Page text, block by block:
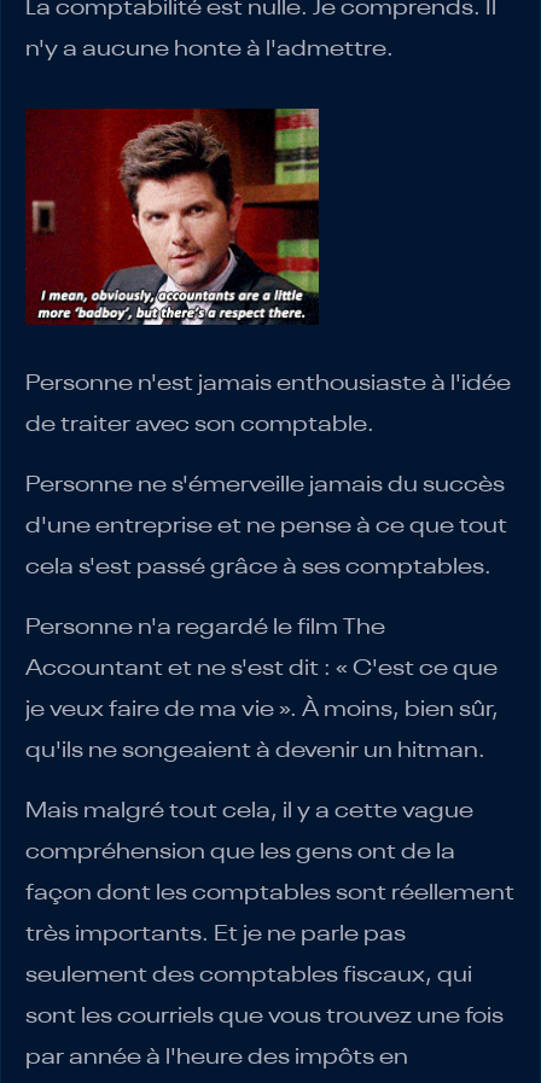
La comptabilité est nulle. Je comprends. Il
n'y a aucune honte à l'admettre.
Personne n'est jamais enthousiaste à l'idée
de traiter avec son comptable.
Personne ne s'émerveille jamais du succès
d'une entreprise et ne pense à ce que tout
cela s'est passé grâce à ses comptables.
Personne n'a regardé le film The
Accountant et ne s'est dit : « C'est ce que
je veux faire de ma vie ». À moins, bien sûr,
qu'ils ne songeaient à devenir un hitman.
Mais malgré tout cela, il y a cette vague
compréhension que les gens ont de la
façon dont les comptables sont réellement
très importants. Et je ne parle pas
seulement des comptables fiscaux, qui
sont les courriels que vous trouvez une fois
par année à l'heure des impôts en